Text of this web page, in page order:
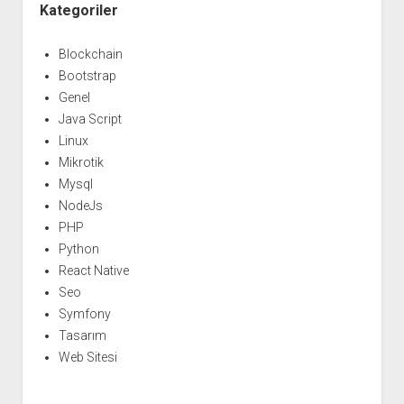
Menü
Kategoriler
Blockchain
Bootstrap
Genel
Java Script
Linux
Mikrotik
Mysql
NodeJs
PHP
Python
React Native
Seo
Symfony
Tasarım
Web Sitesi